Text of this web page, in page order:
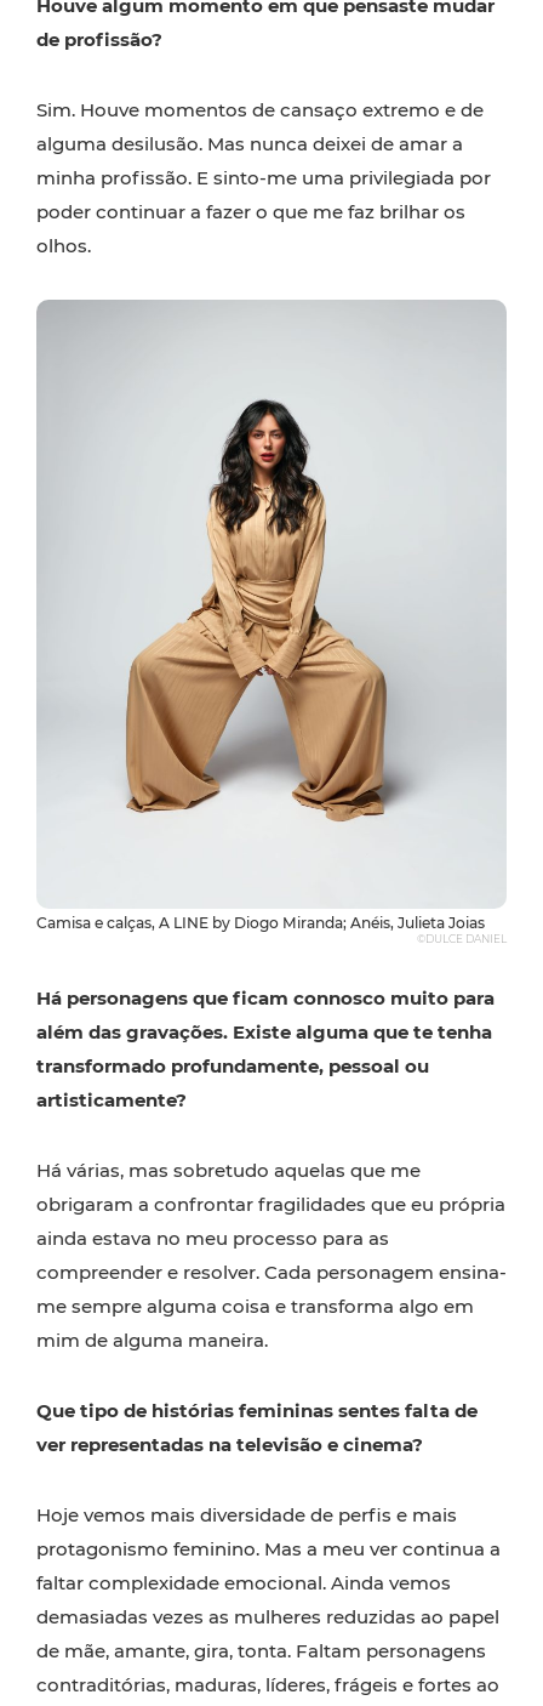
Houve algum momento em que pensaste mudar
de profissão?
Sim. Houve momentos de cansaço extremo e de
alguma desilusão. Mas nunca deixei de amar a
minha profissão. E sinto-me uma privilegiada por
poder continuar a fazer o que me faz brilhar os
olhos.
Camisa e calças, A LINE by Diogo Miranda; Anéis, Julieta Joias
©DULCE DANIEL
Há personagens que ficam connosco muito para
além das gravações. Existe alguma que te tenha
transformado profundamente, pessoal ou
artisticamente?
Há várias, mas sobretudo aquelas que me
obrigaram a confrontar fragilidades que eu própria
ainda estava no meu processo para as
compreender e resolver. Cada personagem ensina-
me sempre alguma coisa e transforma algo em
mim de alguma maneira.
Que tipo de histórias femininas sentes falta de
ver representadas na televisão e cinema?
Hoje vemos mais diversidade de perfis e mais
protagonismo feminino. Mas a meu ver continua a
faltar complexidade emocional. Ainda vemos
demasiadas vezes as mulheres reduzidas ao papel
de mãe, amante, gira, tonta. Faltam personagens
contraditórias, maduras, líderes, frágeis e fortes ao